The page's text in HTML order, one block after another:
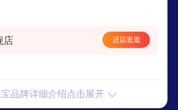
性美的回归。年轻自信即赋予新魅
年。主营产品：碧玺、石榴石、黑
店 进店逛逛
品牌详细介绍点击展开